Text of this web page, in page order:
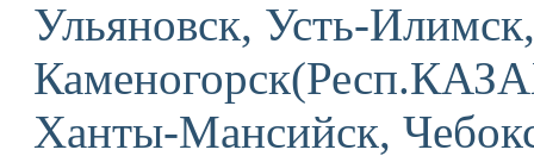
Ульяновск, Усть-
Ханты-Мансийск,